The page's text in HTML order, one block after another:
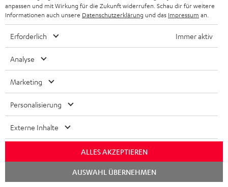
anpassen und mit Wirkung für die Zukunft widerrufen. Schau dir für weitere
Informationen auch unsere Datenschutzerklärung und das Impressum an.
Erforderlich Immer aktiv
Analyse
Marketing
Personalisierung
Externe Inhalte
ALLES AKZEPTIEREN
AUSWAHL ÜBERNEHMEN